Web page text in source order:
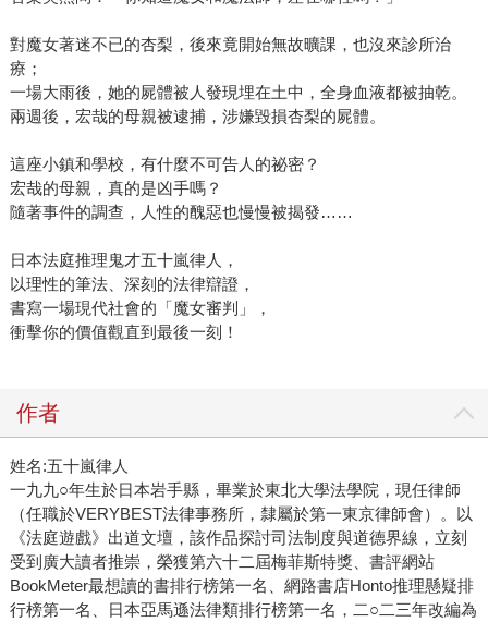
對魔女著迷不已的杏梨，後來竟開始無故曠課，也沒來診所治
療；
一場大雨後，她的屍體被人發現埋在土中，全身血液都被抽乾。
兩週後，宏哉的母親被逮捕，涉嫌毀損杏梨的屍體。
這座小鎮和學校，有什麼不可告人的祕密？
宏哉的母親，真的是凶手嗎？
隨著事件的調查，人性的醜惡也慢慢被揭發……
日本法庭推理鬼才五十嵐律人，
以理性的筆法、深刻的法律辯證，
書寫一場現代社會的「魔女審判」，
衝擊你的價值觀直到最後一刻！
作者
姓名:五十嵐律人
一九九○年生於日本岩手縣，畢業於東北大學法學院，現任律師
（任職於VERYBEST法律事務所，隸屬於第一東京律師會）。以
《法庭遊戲》出道文壇，該作品探討司法制度與道德界線，立刻
受到廣大讀者推崇，榮獲第六十二屆梅菲斯特獎、書評網站
BookMeter最想讀的書排行榜第一名、網路書店Honto推理懸疑排
行榜第一名、日本亞馬遜法律類排行榜第一名，二○二三年改編為